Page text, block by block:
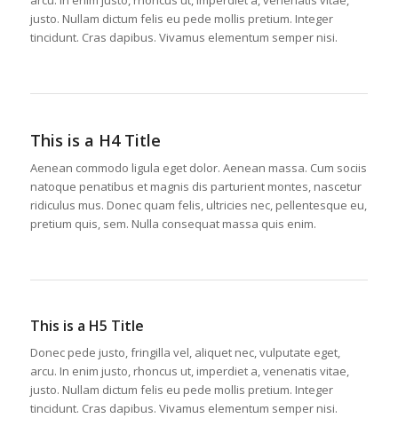
justo. Nullam dictum felis eu pede mollis pretium. Integer
tincidunt. Cras dapibus. Vivamus elementum semper nisi.
This is a H4 Title
Aenean commodo ligula eget dolor. Aenean massa. Cum sociis
natoque penatibus et magnis dis parturient montes, nascetur
ridiculus mus. Donec quam felis, ultricies nec, pellentesque eu,
pretium quis, sem. Nulla consequat massa quis enim.
This is a H5 Title
Donec pede justo, fringilla vel, aliquet nec, vulputate eget,
arcu. In enim justo, rhoncus ut, imperdiet a, venenatis vitae,
justo. Nullam dictum felis eu pede mollis pretium. Integer
tincidunt. Cras dapibus. Vivamus elementum semper nisi.